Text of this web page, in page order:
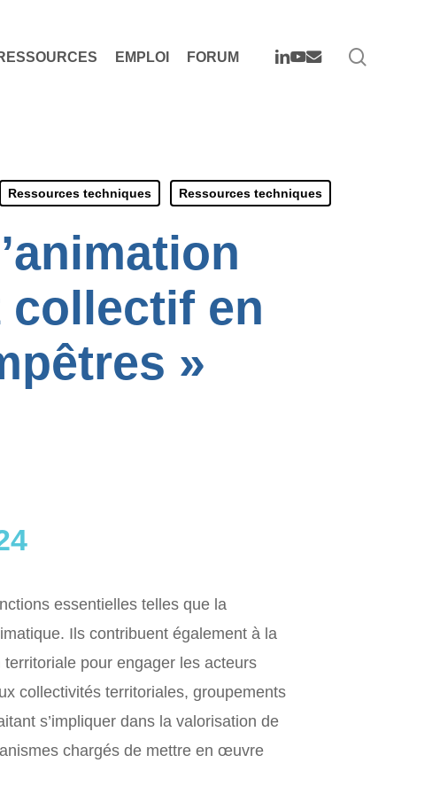
EMPLOI FORUM LINKEDIN
YOUTUBE
EMAIL
Ressources techniques Ressources techniques
en
»
essentielles telles que la
Ils contribuent également à la
pour engager les acteurs
collectivités territoriales, groupements
s’impliquer dans la valorisation de
chargés de mettre en œuvre